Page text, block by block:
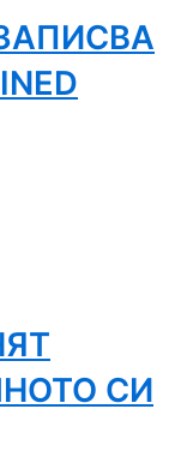
ЗАПИСВА
СИ